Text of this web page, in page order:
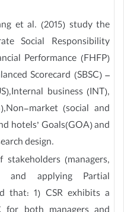
et al. (2015) study the
Social Responsibility
Performance (FHFP)
Scorecard (SBSC) –
business (INT),
market (social and
hotels’ Goals(GOA) and
design.
(managers,
and applying Partial
that: 1) CSR exhibits a